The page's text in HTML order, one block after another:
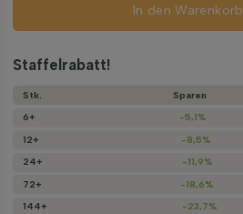
In den Warenkorb
Staffelrabatt!
Stk. Sparen
6+
-5,1%
12+
-8,5%
24+
-11,9%
72+
-18,6%
144+
-23,7%